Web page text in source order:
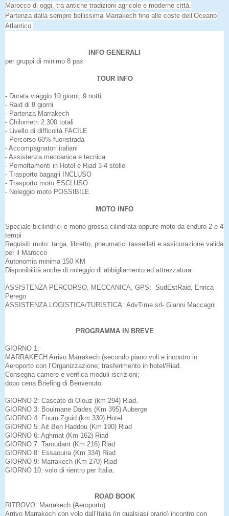
Marocco di oggi, tra antiche tradizioni agricole e moderne città.
Partenza dalla sempre bellissima Marrakech fino alle coste dell’Oceano
Atlantico.
INFO GENERALI
per gruppi di minimo 8 pax
TOUR INFO
- Durata viaggio 10 giorni, 9 notti
- Raid di 8 giorni
- Partenza Marrakech
- Chilometri 2.300 totali
- Livello di difficoltà FACILE
- Percorso 60% fuoristrada
- Accompagnatori italiani
- Assistenza meccanica e tecnica
- Pernottamenti in Hotel e Riad 3-4 stelle
- Trasporto bagagli INCLUSO
- Trasporto moto ESCLUSO
- Noleggio moto POSSIBILE
MOTO INFO
Speciale bicilindrici e mono grossa cilindrata oppure moto da enduro 2 e 4
tempi
Requisiti moto: targa, libretto, pneumatici tassellati e assicurazione valida
per il Marocco
Autonomia minima 150 KM
Disponibilità anche di noleggio di abbigliamento ed attrezzatura.
ASSISTENZA PERCORSO, MECCANICA, GPS: SudEstRaid, Enrica
Perego
ASSISTENZA LOGISTICA/TURISTICA: AdvTime srl- Gianni Maccagni
PROGRAMMA IN BREVE
GIORNO 1:
MARRAKECH Arrivo Marrakech (secondo piano voli e incontro in
Aeroporto con l’Organizzazione; trasferimento in hotel/Riad.
Consegna camere e verifica moduli iscrizioni;
dopo cena Briefing di Benvenuto.
GIORNO 2: Cascate di Olouz (km 294) Riad.
GIORNO 3: Boulmane Dades (Km 395) Auberge
GIORNO 4: Foum Zguid (km 330) Hotel
GIORNO 5: Ait Ben Haddou (Km 190) Riad
GIORNO 6: Aghmat (Km 162) Riad
GIORNO 7: Taroudant (Km 216) Riad
GIORNO 8: Essaouira (Km 334) Riad
GIORNO 9: Marrakech (Km 270) Riad
GIORNO 10: volo di rientro per Italia.
ROAD BOOK
RITROVO: Marrakech (Aeroporto)
Arrivo Marrakech con volo dall’Italia (in qualsiasi orario) incontro con